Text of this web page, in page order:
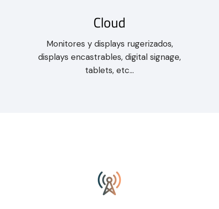
Cloud
Monitores y displays rugerizados,
displays encastrables, digital signage,
tablets, etc...